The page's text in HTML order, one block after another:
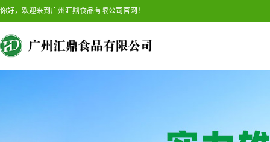
你好，欢迎来到广州汇鼎食品有限公司官网！